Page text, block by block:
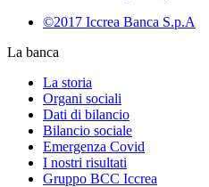
©2017 Iccrea Banca S.p.A
La banca
La storia
Organi sociali
Dati di bilancio
Bilancio sociale
Emergenza Covid
I nostri risultati
Gruppo BCC Iccrea